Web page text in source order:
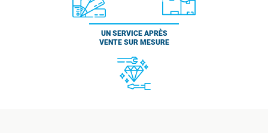
UN SERVICE APRÈS
VENTE SUR MESURE